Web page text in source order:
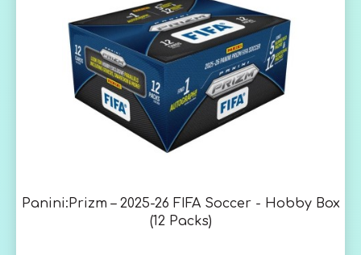
Panini:Prizm – 2025-26 FIFA Soccer - Hobby Box
(12 Packs)